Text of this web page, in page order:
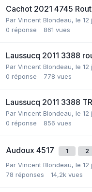
Cachot 2021 4745
Par Vincent Blondeau, le 12
0 réponse 861 vues
Laussucq 2011 3388
Par Vincent Blondeau, le 12
0 réponse 778 vues
Laussucq 2011 3388
Par Vincent Blondeau, le 12
0 réponse 856 vues
Audoux 4517 1 2
Par Vincent Blondeau, le 12
78 réponses 14,2k vues